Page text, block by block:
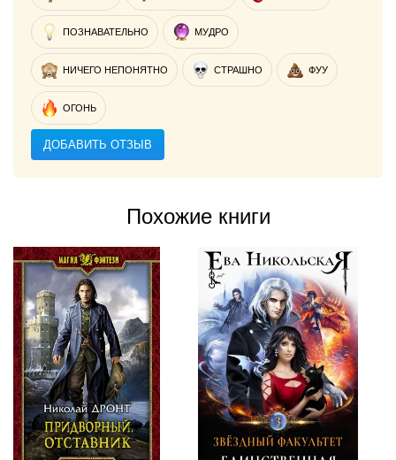
ПОЗНАВАТЕЛЬНО МУДРО
НИЧЕГО НЕПОНЯТНО СТРАШНО ФУУ
ОГОНЬ
ДОБАВИТЬ ОТЗЫВ
Похожие книги